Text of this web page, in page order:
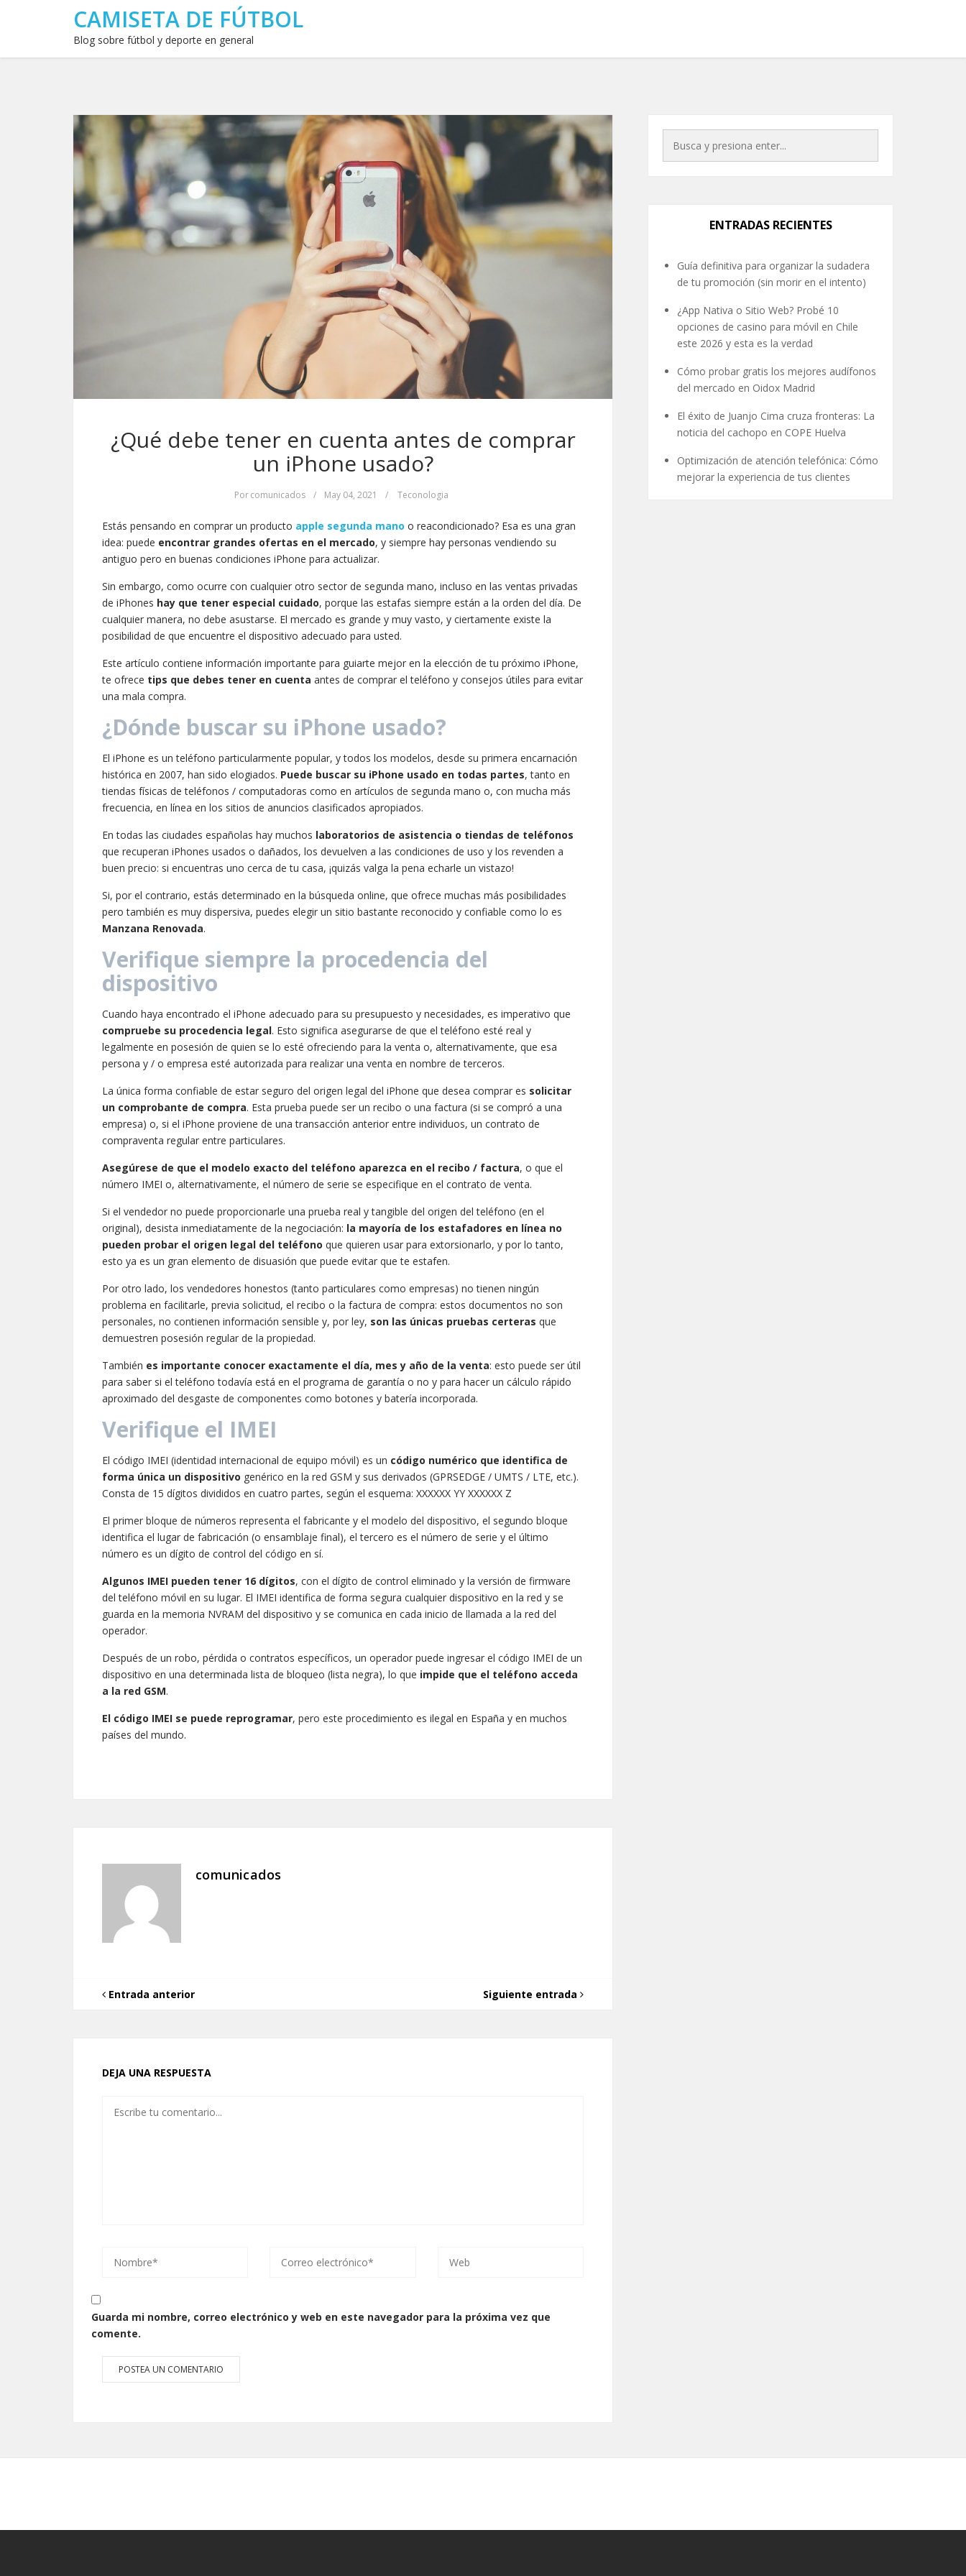
CAMISETA DE FÚTBOL
Blog sobre fútbol y deporte en general
¿Qué debe tener en cuenta antes de comprar
un iPhone usado?
Por comunicados / May 04, 2021 / Teconologia
Estás pensando en comprar un producto apple segunda mano o reacondicionado? Esa es una gran
idea: puede encontrar grandes ofertas en el mercado, y siempre hay personas vendiendo su
antiguo pero en buenas condiciones iPhone para actualizar.
Sin embargo, como ocurre con cualquier otro sector de segunda mano, incluso en las ventas privadas
de iPhones hay que tener especial cuidado, porque las estafas siempre están a la orden del día. De
cualquier manera, no debe asustarse. El mercado es grande y muy vasto, y ciertamente existe la
posibilidad de que encuentre el dispositivo adecuado para usted.
Este artículo contiene información importante para guiarte mejor en la elección de tu próximo iPhone,
te ofrece tips que debes tener en cuenta antes de comprar el teléfono y consejos útiles para evitar
una mala compra.
¿Dónde buscar su iPhone usado?
El iPhone es un teléfono particularmente popular, y todos los modelos, desde su primera encarnación
histórica en 2007, han sido elogiados. Puede buscar su iPhone usado en todas partes, tanto en
tiendas físicas de teléfonos / computadoras como en artículos de segunda mano o, con mucha más
frecuencia, en línea en los sitios de anuncios clasificados apropiados.
En todas las ciudades españolas hay muchos laboratorios de asistencia o tiendas de teléfonos
que recuperan iPhones usados ​​o dañados, los devuelven a las condiciones de uso y los revenden a
buen precio: si encuentras uno cerca de tu casa, ¡quizás valga la pena echarle un vistazo!
Si, por el contrario, estás determinado en la búsqueda online, que ofrece muchas más posibilidades
pero también es muy dispersiva, puedes elegir un sitio bastante reconocido y confiable como lo es
Manzana Renovada.
Verifique siempre la procedencia del
dispositivo
Cuando haya encontrado el iPhone adecuado para su presupuesto y necesidades, es imperativo que
compruebe su procedencia legal. Esto significa asegurarse de que el teléfono esté real y
legalmente en posesión de quien se lo esté ofreciendo para la venta o, alternativamente, que esa
persona y / o empresa esté autorizada para realizar una venta en nombre de terceros.
La única forma confiable de estar seguro del origen legal del iPhone que desea comprar es solicitar
un comprobante de compra. Esta prueba puede ser un recibo o una factura (si se compró a una
empresa) o, si el iPhone proviene de una transacción anterior entre individuos, un contrato de
compraventa regular entre particulares.
Asegúrese de que el modelo exacto del teléfono aparezca en el recibo / factura, o que el
número IMEI o, alternativamente, el número de serie se especifique en el contrato de venta.
Si el vendedor no puede proporcionarle una prueba real y tangible del origen del teléfono (en el
original), desista inmediatamente de la negociación: la mayoría de los estafadores en línea no
pueden probar el origen legal del teléfono que quieren usar para extorsionarlo, y por lo tanto,
esto ya es un gran elemento de disuasión que puede evitar que te estafen.
Por otro lado, los vendedores honestos (tanto particulares como empresas) no tienen ningún
problema en facilitarle, previa solicitud, el recibo o la factura de compra: estos documentos no son
personales, no contienen información sensible y, por ley, son las únicas pruebas certeras que
demuestren posesión regular de la propiedad.
También es importante conocer exactamente el día, mes y año de la venta: esto puede ser útil
para saber si el teléfono todavía está en el programa de garantía o no y para hacer un cálculo rápido
aproximado del desgaste de componentes como botones y batería incorporada.
Verifique el IMEI
El código IMEI (identidad internacional de equipo móvil) es un código numérico que identifica de
forma única un dispositivo genérico en la red GSM y sus derivados (GPRSEDGE / UMTS / LTE, etc.).
Consta de 15 dígitos divididos en cuatro partes, según el esquema: XXXXXX YY XXXXXX Z
El primer bloque de números representa el fabricante y el modelo del dispositivo, el segundo bloque
identifica el lugar de fabricación (o ensamblaje final), el tercero es el número de serie y el último
número es un dígito de control del código en sí.
Algunos IMEI pueden tener 16 dígitos, con el dígito de control eliminado y la versión de firmware
del teléfono móvil en su lugar. El IMEI identifica de forma segura cualquier dispositivo en la red y se
guarda en la memoria NVRAM del dispositivo y se comunica en cada inicio de llamada a la red del
operador.
Después de un robo, pérdida o contratos específicos, un operador puede ingresar el código IMEI de un
dispositivo en una determinada lista de bloqueo (lista negra), lo que impide que el teléfono acceda
a la red GSM.
El código IMEI se puede reprogramar, pero este procedimiento es ilegal en España y en muchos
países del mundo.
comunicados
Entrada anterior Siguiente entrada
DEJA UNA RESPUESTA
Guarda mi nombre, correo electrónico y web en este navegador para la próxima vez que
comente.
ENTRADAS RECIENTES
Guía definitiva para organizar la sudadera
de tu promoción (sin morir en el intento)
¿App Nativa o Sitio Web? Probé 10
opciones de casino para móvil en Chile
este 2026 y esta es la verdad
Cómo probar gratis los mejores audífonos
del mercado en Oidox Madrid
El éxito de Juanjo Cima cruza fronteras: La
noticia del cachopo en COPE Huelva
Optimización de atención telefónica: Cómo
mejorar la experiencia de tus clientes